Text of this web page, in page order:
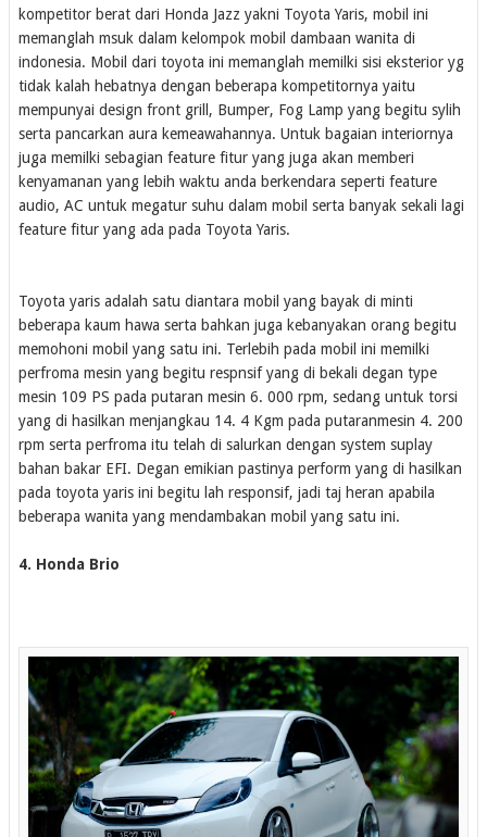
kompetitor berat dari Honda Jazz yakni Toyota Yaris, mobil ini
memanglah msuk dalam kelompok mobil dambaan wanita di
indonesia. Mobil dari toyota ini memanglah memilki sisi eksterior yg
tidak kalah hebatnya dengan beberapa kompetitornya yaitu
mempunyai design front grill, Bumper, Fog Lamp yang begitu sylih
serta pancarkan aura kemeawahannya. Untuk bagaian interiornya
juga memilki sebagian feature fitur yang juga akan memberi
kenyamanan yang lebih waktu anda berkendara seperti feature
audio, AC untuk megatur suhu dalam mobil serta banyak sekali lagi
feature fitur yang ada pada Toyota Yaris.
Toyota yaris adalah satu diantara mobil yang bayak di minti
beberapa kaum hawa serta bahkan juga kebanyakan orang begitu
memohoni mobil yang satu ini. Terlebih pada mobil ini memilki
perfroma mesin yang begitu respnsif yang di bekali degan type
mesin 109 PS pada putaran mesin 6. 000 rpm, sedang untuk torsi
yang di hasilkan menjangkau 14. 4 Kgm pada putaranmesin 4. 200
rpm serta perfroma itu telah di salurkan dengan system suplay
bahan bakar EFI. Degan emikian pastinya perform yang di hasilkan
pada toyota yaris ini begitu lah responsif, jadi taj heran apabila
beberapa wanita yang mendambakan mobil yang satu ini.
4. Honda Brio